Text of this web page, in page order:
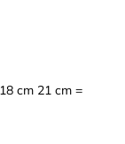
cm 21 cm =